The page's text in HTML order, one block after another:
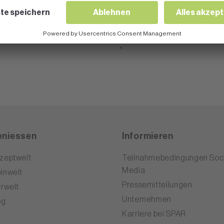
Informieren
Teilnahmebedingungen
Media
Pressemitteilungen
Unternehmen
Karriere bei SPAR